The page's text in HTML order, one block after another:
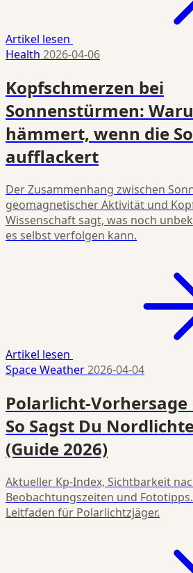
Artikel lesen
Health 2026-04-06
Kopfschmerzen bei
Sonnenstürmen:
hämmert, wenn die
aufflackert
Der Zusammenhang zwischen
geomagnetischer Aktivität und
Wissenschaft sagt, was noch
es selbst verfolgen kann.
Artikel lesen
Space Weather2026-04-04
Polarlicht-
So Sagst Du
(Guide 2026)
Aktueller Kp-Index, Sichtbarkeit
Beobachtungszeiten und
Leitfaden für Polarlichtzjäger.